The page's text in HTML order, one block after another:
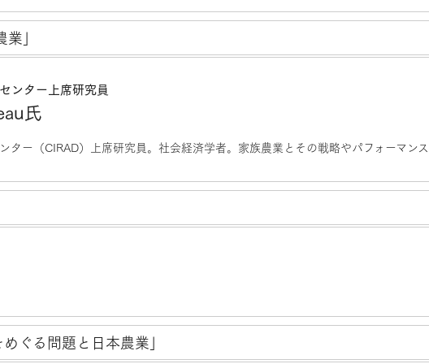
」
ンター上席研究員
氏
ター（CIRAD）上席研究員。社会経済学者。家族農業とその戦略やパフォーマンス
ぐる問題と日本農業」